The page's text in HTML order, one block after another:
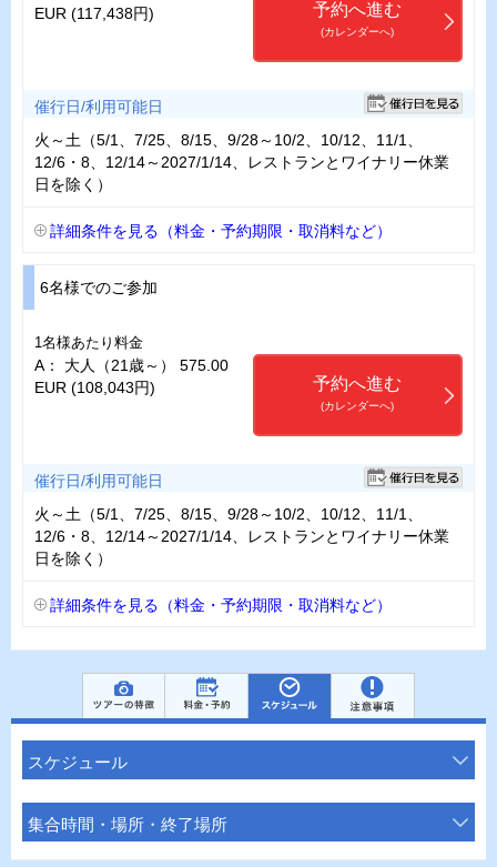
EUR (117,438円) 予約へ進む
(カレンダーへ)
催行日/利用可能日
火～土（5/1、7/25、8/15、9/28～10/2、10/12、11/1、
12/6・8、12/14～2027/1/14、レストランとワイナリー休業
日を除く）
詳細条件を見る（料金・予約期限・取消料など）
6名様でのご参加
1名様あたり料金
A： 大人（21歳～） 575.00
EUR (108,043円)
予約へ進む
(カレンダーへ)
催行日/利用可能日
火～土（5/1、7/25、8/15、9/28～10/2、10/12、11/1、
12/6・8、12/14～2027/1/14、レストランとワイナリー休業
日を除く）
詳細条件を見る（料金・予約期限・取消料など）
スケジュール
集合時間・場所・終了場所